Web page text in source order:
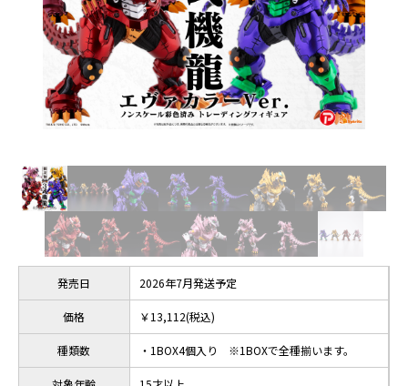
発売日 2026年7月発送予定
価格 ￥13,112(税込)
種類数 ・1BOX4個入り ※1BOXで全種揃います。